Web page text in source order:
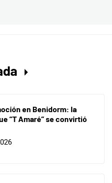
en Benidorm: la
“T Amaré” se convirtió